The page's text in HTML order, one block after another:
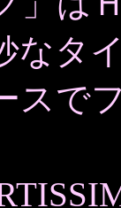
なタ
スで